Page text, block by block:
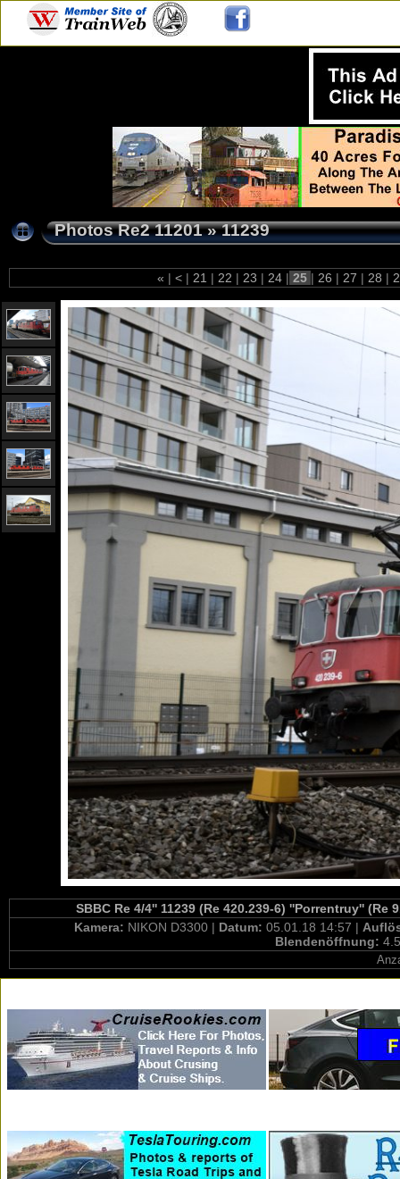
Photos Re2 11201»11239
« | < | 21 | 22 | 23 | 24 | 25 | 26 | 27 | 28 |
SBBC Re 4/4'' 11239 (Re 420.239-6) ''Porrentruy'' (Re
Kamera: NIKON D3300 | Datum: 05.01.18 14:57 |
Blendenöffnung: